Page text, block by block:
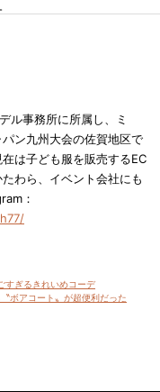
ル事務所に所属し、ミ
ン九州大会の佐賀地区で
は子ども服を販売するEC
わら、イベント会社にも
：
すぎるきれいめコーデ
ボアコート〟が超便利だった